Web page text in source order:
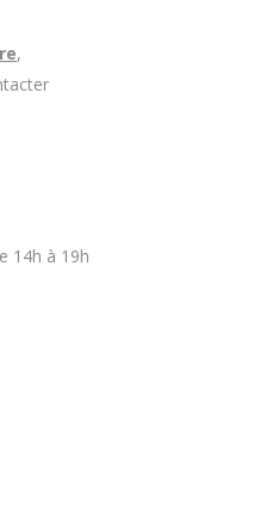
,
14h à 19h